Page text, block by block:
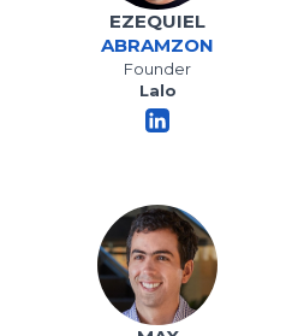
EZEQUIEL
ABRAMZON
Founder
Lalo